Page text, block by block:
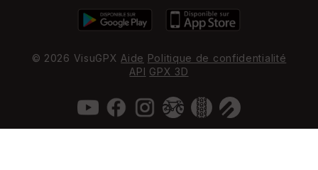
© 2026 VisuGPX Aide Politique de confidentialité
API GPX 3D